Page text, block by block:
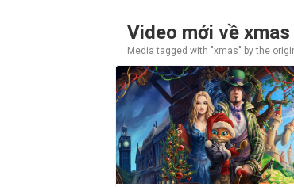
Video mới về
Media tagged with "xmas" by the